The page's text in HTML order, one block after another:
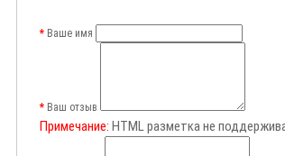
Ваше имя
Ваш отзыв
Примечание: HTML разметка не